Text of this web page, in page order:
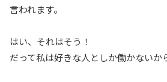
言われます。
はい、それはそう！
だって私は好きな人としか働かないか